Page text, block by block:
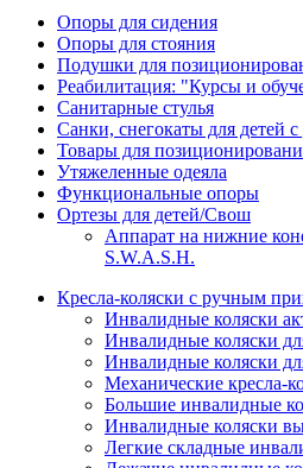
Опоры для сидения
Опоры для стояния
Подушки для
Реабилитация: "Курсы и
Санитарные стулья
Санки, снегокаты для детей
Товары для
Утяжеленные одеяла
Функциональные опоры
Ортезы для детей/Свош
Аппарат на нижние
S.W.A.S.H.
Кресла-коляски с ручным
Инвалидные коляски
Инвалидные коляски
Инвалидные коляски
Механические кресла-
Большие инвалидные
Инвалидные коляски
Легкие складные